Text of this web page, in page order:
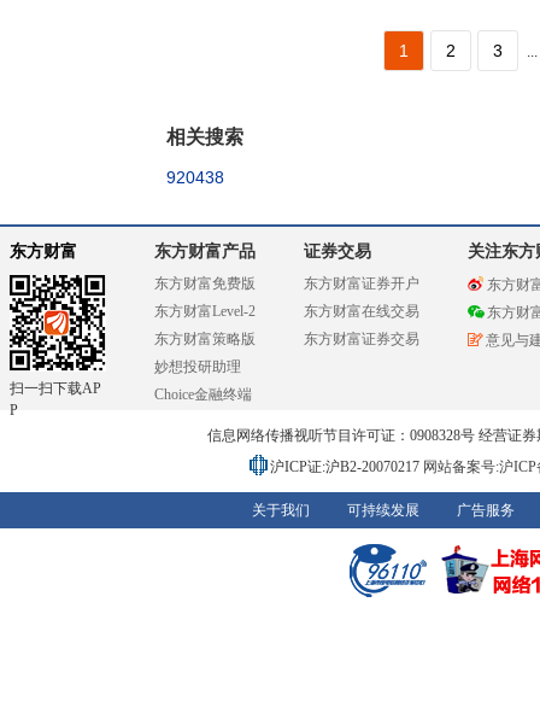
1 2 3 ...
相关搜索
920438
东方财富
扫一扫下载AP
P
东方财富产品
东方财富免费版
东方财富Level-2
东方财富策略版
妙想投研助理
Choice金融终端
证券交易
东方财富证券开户
东方财富在线交易
东方财富证券交易
关注东方
东方财
东方财
意见与
信息网络传播视听节目许可证：0908328号 经营证
沪ICP证:沪B2-20070217 网站备案号:沪
关于我们 可持续发展 广告服务